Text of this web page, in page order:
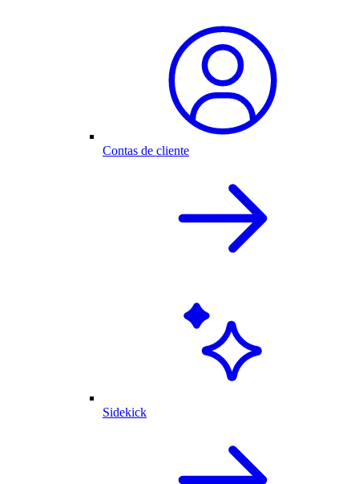
Contas de cliente
Sidekick